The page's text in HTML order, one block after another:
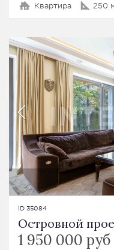
Квартира 250
ID 35084
Островной
1 950 000